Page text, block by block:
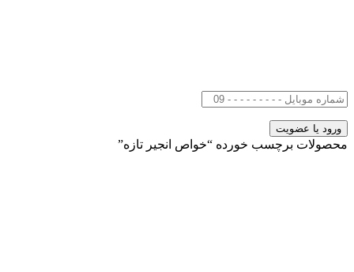
محصولات برچسب خورده “خواص انجیر تازه”